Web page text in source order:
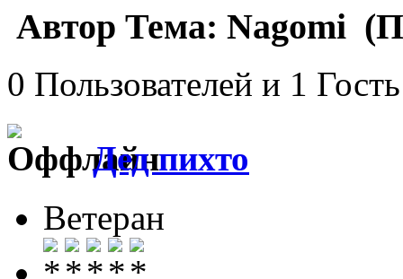
Автор Тема: Nagomi
0 Пользователей и 1
Дед пихто
Ветеран